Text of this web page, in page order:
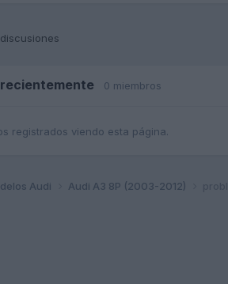
0 miembros
registrados viendo esta página.
Audi Audi A3 8P (2003-2012)